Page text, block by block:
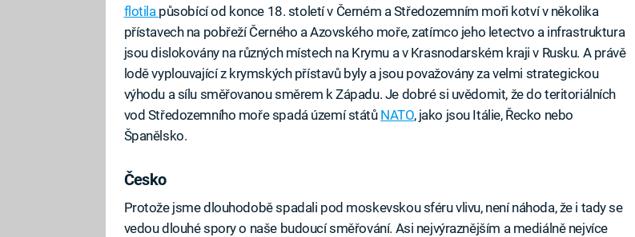
flotila působící od konce 18. století v Černém a Středozemním moři kotví v několika
přístavech na pobřeží Černého a Azovského moře, zatímco jeho letectvo a infrastruktura
jsou dislokovány na různých místech na Krymu a v Krasnodarském kraji v Rusku. A právě
lodě vyplouvající z krymských přístavů byly a jsou považovány za velmi strategickou
výhodu a sílu směřovanou směrem k Západu. Je dobré si uvědomit, že do teritoriálních
vod Středozemního moře spadá území států NATO, jako jsou Itálie, Řecko nebo
Španělsko.
Česko
Protože jsme dlouhodobě spadali pod moskevskou sféru vlivu, není náhoda, že i tady se
vedou dlouhé spory o naše budoucí směřování. Asi nejvýraznějším a mediálně nejvíce